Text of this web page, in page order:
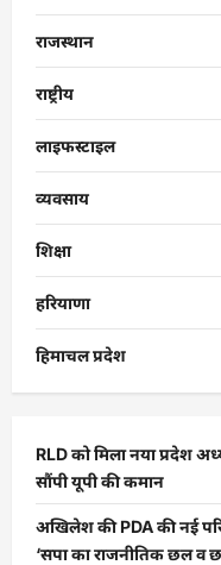
राजस्थान
राष्ट्रीय
लाइफस्टाइल
व्यवसाय
शिक्षा
हरियाणा
हिमाचल प्रदेश
RLD को मिला नया प्रदेश
सौंपी यूपी की कमान
अखिलेश की PDA की नई
‘सपा का राजनीतिक छल व